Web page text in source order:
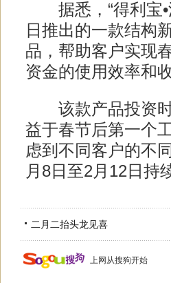
据悉，“得利宝•
日推出的一款结构
品，帮助客户实现
资金的使用效率和
该款产品投资时
益于春节后第一个
虑到不同客户的不
月8日至2月12日持
二月二抬头龙见喜
上网从搜狗开始